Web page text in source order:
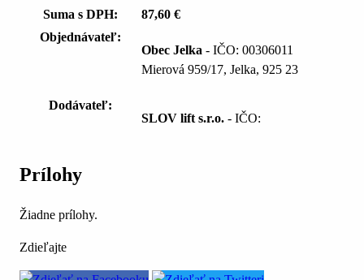
Suma s DPH:
87,60 €
Objednávateľ:
Obec Jelka - IČO: 00306011
Mierová 959/17, Jelka, 925 23
Dodávateľ:
SLOV lift s.r.o. - IČO:
Prílohy
Žiadne prílohy.
Zdieľajte